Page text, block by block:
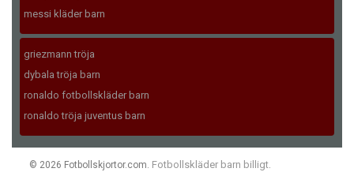
messi kläder barn
griezmann tröja
dybala tröja barn
ronaldo fotbollskläder barn
ronaldo tröja juventus barn
© 2026 Fotbollskjortor.com. Fotbollskläder barn billigt.